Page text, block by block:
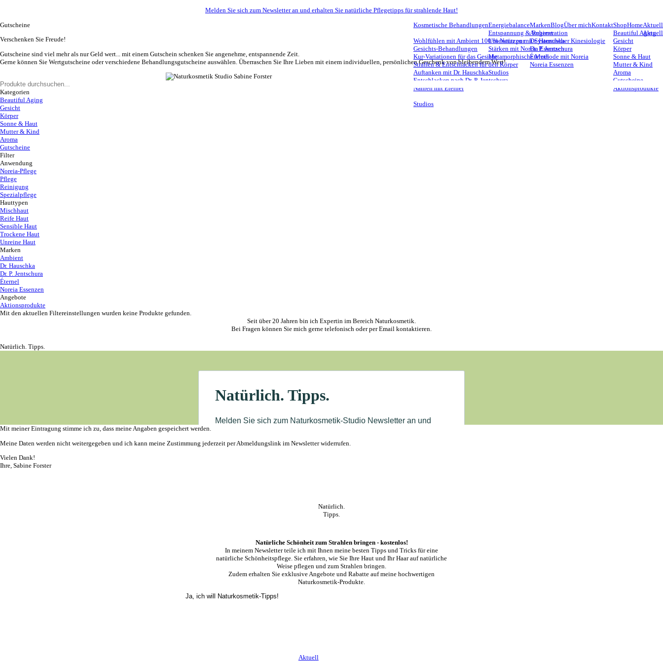
Melden Sie sich zum Newsletter an und erhalten Sie natürliche Pflegetipps für strahlende Haut!
Kosmetische Behandlungen
Wohlfühlen mit Ambient 100 % Natur pur
Gesichts-Behandlungen
Kur-Variationen für das Gesicht
Straffen & Entschlacken für den Körper
Auftanken mit Dr. Hauschka
Entschlacken nach Dr. P. Jentschura
Nähren mit Éternel
Studios
Energiebalance
Entspannung & Regeneration
Unterstützen mit Systemischer Kinesiologie
Stärken mit Noreia Essenzen
Metamorphische Methode mit Noreia
Studios
Marken
Ambient
Dr. Hauschka
Dr. P. Jentschura
Éternel
Noreia Essenzen
BlogÜber michKontaktShop
Beautiful Aging
Gesicht
Körper
Sonne & Haut
Mutter & Kind
Aroma
Gutscheine
Aktionsprodukte
HomeAktuell
Gutscheine
Verschenken Sie Freude!
Gutscheine sind viel mehr als nur Geld wert... mit einem Gutschein schenken Sie angenehme, entspannende Zeit.
Gerne können Sie Wertgutscheine oder verschiedene Behandlungsgutscheine auswählen. Überraschen Sie Ihre Lieben mit einem individuellen, persönlichen Geschenk von bleibendem Wert!
Kategorien
Beautiful Aging
Gesicht
Körper
Sonne & Haut
Mutter & Kind
Aroma
Gutscheine
Filter
Anwendung
Noreia-Pflege
Pflege
Reinigung
Spezialpflege
Hauttypen
Mischhaut
Reife Haut
Sensible Haut
Trockene Haut
Unreine Haut
Marken
Ambient
Dr. Hauschka
Dr. P. Jentschura
Éternel
Noreia Essenzen
Angebote
Aktionsprodukte
Mit den aktuellen Filtereinstellungen wurden keine Produkte gefunden.
Seit über 20 Jahren bin ich Expertin im Bereich Naturkosmetik.
Bei Fragen können Sie mich gerne telefonisch oder per Email kontaktieren.
Natürlich. Tipps.
Mit meiner Eintragung stimme ich zu, dass meine Angaben gespeichert werden.
Meine Daten werden nicht weitergegeben und ich kann meine Zustimmung jederzeit per Abmeldungslink im Newsletter widerrufen.
Vielen Dank!
Ihre, Sabine Forster
Natürlich.
Tipps.
Natürliche Schönheit zum Strahlen bringen - kostenlos!
In meinem Newsletter teile ich mit Ihnen meine besten Tipps und Tricks für eine
natürliche Schönheitspflege. Sie erfahren, wie Sie Ihre Haut und Ihr Haar auf natürliche
Weise pflegen und zum Strahlen bringen.
Zudem erhalten Sie exklusive Angebote und Rabatte auf meine hochwertigen
Naturkosmetik-Produkte.
Ja, ich will Naturkosmetik-Tipps!
Aktuell